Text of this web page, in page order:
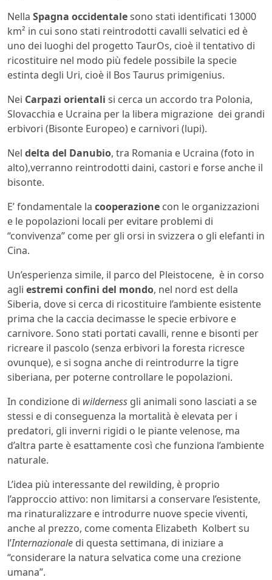
Nella Spagna occidentalesono stati identificati 13000
km² in cui sono stati reintrodotti cavalli selvatici ed è
uno dei luoghi del progetto TaurOs, cioè il tentativo di
ricostituire nel modo più fedele possibile la specie
estinta degli Uri, cioè il Bos Taurus primigenius.
Nei Carpazi orientali si cerca un accordo tra Polonia,
Slovacchia e Ucraina per la libera migrazione dei grandi
erbivori (Bisonte Europeo) e carnivori (lupi).
Nel delta del Danubio, tra Romania e Ucraina (foto in
alto),verranno reintrodotti daini, castori e forse anche il
bisonte.
E’ fondamentale la cooperazione con le organizzazioni
e le popolazioni locali per evitare problemi di
“convivenza” come per gli orsi in svizzera o gli elefanti in
Cina.
Un’esperienza simile, il parco del Pleistocene, è in corso
agli estremi confini del mondo, nel nord est della
Siberia, dove si cerca di ricostituire l’ambiente esistente
prima che la caccia decimasse le specie erbivore e
carnivore. Sono stati portati cavalli, renne e bisonti per
ricreare il pascolo (senza erbivori la foresta ricresce
ovunque), e si sogna anche di reintrodurre la tigre
siberiana, per poterne controllare le popolazioni.
In condizione di wilderness gli animali sono lasciati a se
stessi e di conseguenza la mortalità è elevata per i
predatori, gli inverni rigidi o le piante velenose, ma
d’altra parte è esattamente così che funziona l’ambiente
naturale.
L’idea più interessante del rewilding, è proprio
l’approccio attivo: non limitarsi a conservare l’esistente,
ma rinaturalizzare e introdurre nuove specie viventi,
anche al prezzo, come comenta Elizabeth Kolbert su
l’Internazionale di questa settimana, di iniziare a
“considerare la natura selvatica come una crezione
umana”.